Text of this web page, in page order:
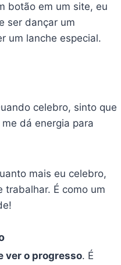
botão em um site, eu
ser dançar um
um lanche especial.
celebro, sinto que
dá energia para
mais eu celebro,
trabalhar. É como um
ver o progresso. É